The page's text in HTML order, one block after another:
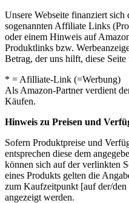
Unsere Webseite finanziert sich
sogenannten Affiliate Links
oder einem Hinweis auf
Produktlinks bzw.
Betrag, der uns hilft, diese Seite
* = Afilliate-Link (=Werbung)
Als Amazon-Partner verdient
Käufen.
Hinweis zu Preisen und
Sofern Produktpreise und
entsprechen diese dem
können sich auf der verlinkten
eines Produkts gelten die
zum Kaufzeitpunkt [auf der/
angezeigt werden.